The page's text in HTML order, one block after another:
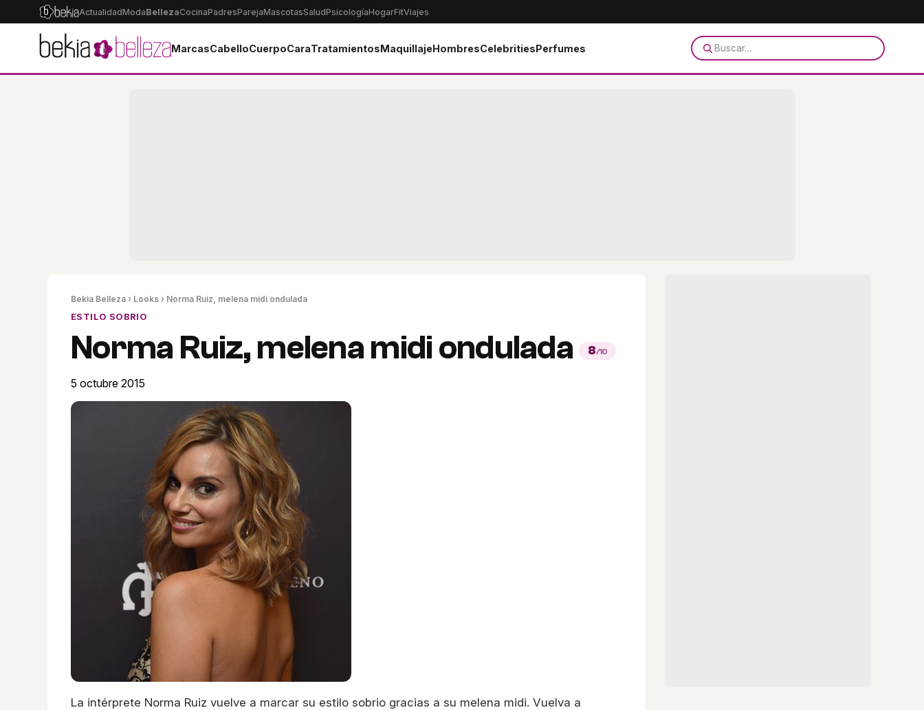
ActualidadModaBellezaCocinaPadresParejaMascotasSaludPsicologíaHogarFitViajes
MarcasCabelloCuerpoCaraTratamientosMaquillajeHombresCelebritiesPerfumes
Bekia Belleza › Looks › Norma Ruiz, melena midi ondulada
ESTILO SOBRIO
Norma Ruiz, melena midi ondulada 8/10
5 octubre 2015
La intérprete Norma Ruiz vuelve a marcar su estilo sobrio gracias a su melena midi. Vuelva a